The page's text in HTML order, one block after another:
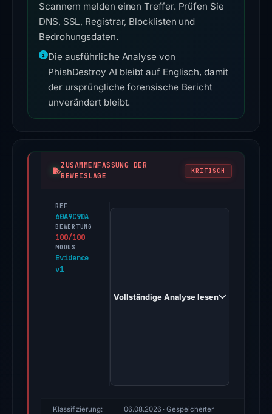
Scannern melden einen Treffer. Prüfen Sie
DNS, SSL, Registrar, Blocklisten und
Bedrohungsdaten.
Die ausführliche Analyse von
PhishDestroy AI bleibt auf Englisch, damit
der ursprüngliche forensische Bericht
unverändert bleibt.
ZUSAMMENFASSUNG DER
BEWEISLAGE
KRITISCH
REF
60A9C9DA
BEWERTUNG
100/100
MODUS
Evidence
v1
PhishDestroy
Mar
triage
Vollständige Analyse lesen
Klassifizierung:
06.08.2026· Gespeicherter